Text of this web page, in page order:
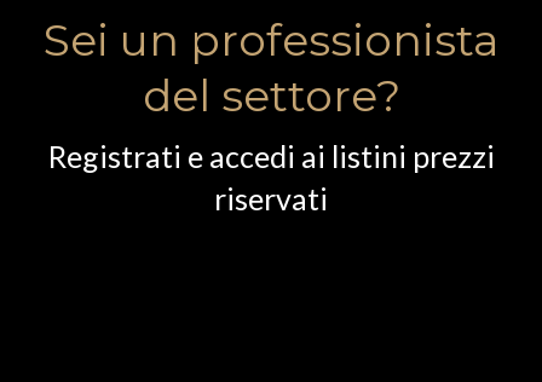
Sei un professionista
del settore?
Registrati e accedi ai listini prezzi
riservati